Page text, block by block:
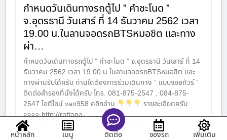
กำหนดวันเดินทางรถตู้ไป ” คำชะโนด ”
จ.อุดรธานี วันเสาร์ ที่ 14 ธันวาคม 2562 เวลา
19.00 น.ในลานจอดรถBTSหมอชิต และทาง
ผ่า…
กำหนดวันเดินทางรถตู้ไป ” คำชะโนด ” จ.อุดรธานี วันเสาร์ ที่ 14
ธันวาคม 2562 เวลา 19.00 น.ในลานจอดรถBTSหมอชิต และ
ทางผ่านรับได้ครับ ท่านใดต้องการร่วมเดินทาง ” แบบจอยทัวร์ ”
ติดต่อสำรองที่นั่งได้ครับ โทร. 081-875-2547 , 084-875-
2547 ไอดีไลน์ van958 คลิกอ่าน
รายละเอียดครับ
>>>> http://rattana-
love.blogspot.com/2014/11/2558.html ดูเพิ่มเติม :
https://www.facebook.com/279008955603675/posts/131
หน้าหลัก เมนู ติดต่อ จองรถ เพิ่มเติม